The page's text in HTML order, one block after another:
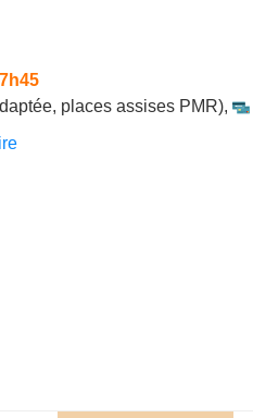
places assises PMR),